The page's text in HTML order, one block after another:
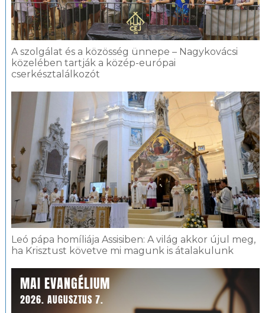
A szolgálat és a közösség ünnepe – Nagykovácsi
közelében tartják a közép-európai
cserkésztalálkozót
Leó pápa homíliája Assisiben: A világ akkor újul meg,
ha Krisztust követve mi magunk is átalakulunk
MAI EVANGÉLIUM
2026. AUGUSZTUS 7.